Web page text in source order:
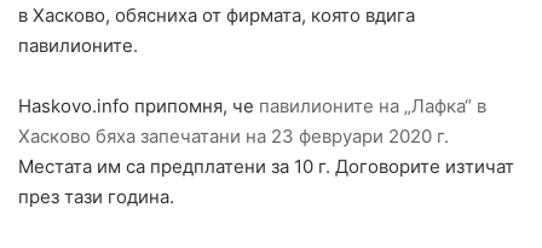
в Хасково, обясниха от фирмата, която вдига
павилионите.
Haskovo.info припомня, че павилионите на „Лафка“ в
Хасково бяха запечатани на 23 февруари 2020 г.
Местата им са предплатени за 10 г. Договорите изтичат
през тази година.